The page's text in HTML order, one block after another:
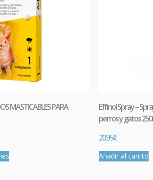
MASTICABLES PARA
Effinol Spray –
perros y gatos
20.95€
Añadir al carrito